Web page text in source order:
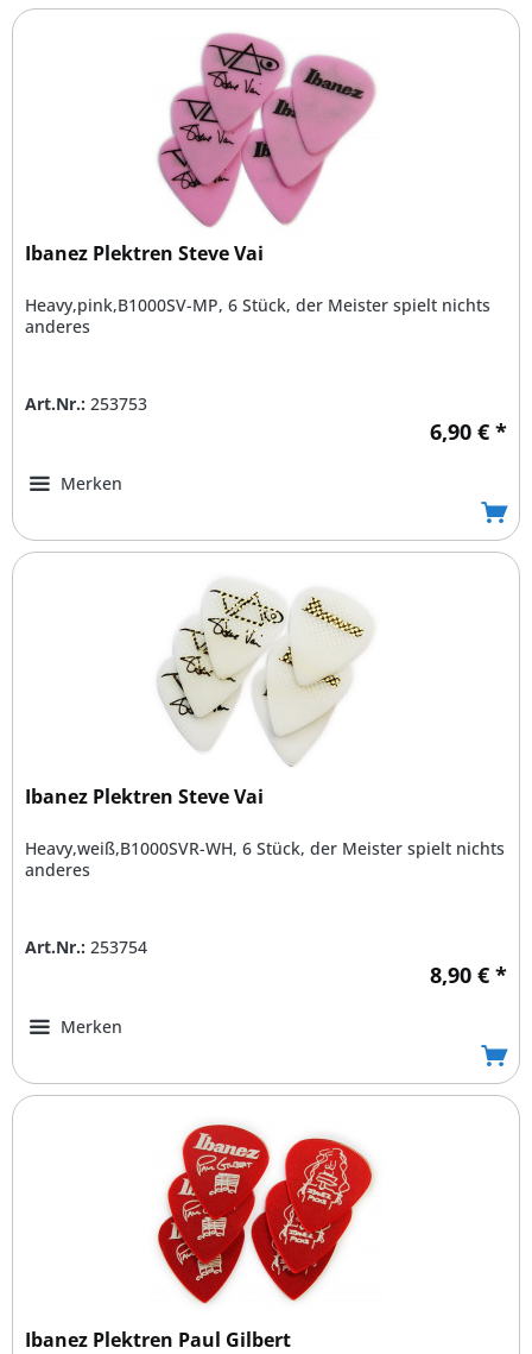
Ibanez Plektren Steve Vai
Heavy,pink,B1000SV-MP, 6 Stück, der Meister spielt nichts
anderes
Art.Nr.: 253753
6,90 € *
Merken
Ibanez Plektren Steve Vai
Heavy,weiß,B1000SVR-WH, 6 Stück, der Meister spielt nichts
anderes
Art.Nr.: 253754
8,90 € *
Merken
Ibanez Plektren Paul Gilbert